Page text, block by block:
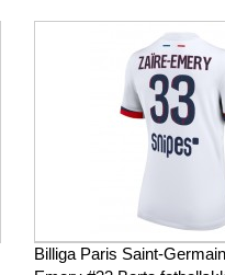
Billiga Paris Saint-